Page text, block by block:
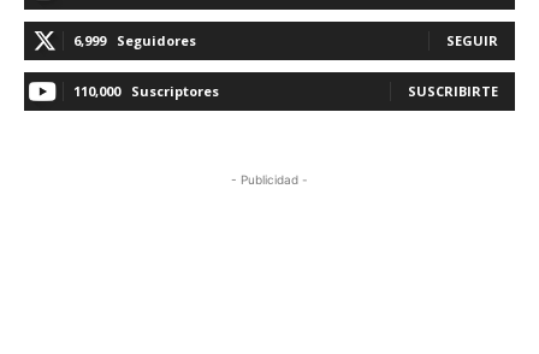
6,999 Seguidores SEGUIR
110,000 Suscriptores SUSCRIBIRTE
- Publicidad -